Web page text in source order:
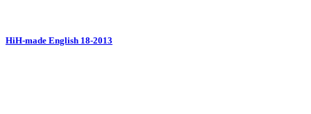
HiH-made English 18-2013